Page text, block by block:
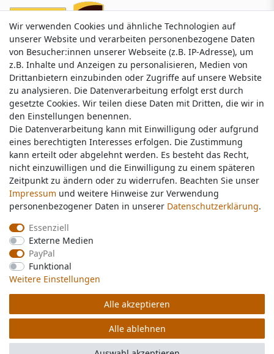
Service & Kontakt
Wünschen Sie einen Rückruf?
service@nawajo.de
Schreiben Sie uns:
service@nawajo.de
Durchschnittliche Bewertung von
Bewertungsgrundlage des Anbieters: 5 Verkaufs- und 3 Bewertungsplattformen
© Copyright 2026 nawajo.de | Alle Rechte vorbehalten.
Wir verwenden Cookies und ähnliche Technologien auf
unserer Website und verarbeiten personenbezogene Daten
von Besucher:innen unserer Webseite (z.B. IP-Adresse), um
z.B. Inhalte und Anzeigen zu personalisieren, Medien von
Drittanbietern einzubinden oder Zugriffe auf unsere Website
zu analysieren. Die Datenverarbeitung erfolgt erst durch
gesetzte Cookies. Wir teilen diese Daten mit Dritten, die wir in
den Einstellungen benennen.
Die Datenverarbeitung kann mit Einwilligung oder aufgrund
eines berechtigten Interesses erfolgen. Die Zustimmung
kann erteilt oder abgelehnt werden. Es besteht das Recht,
nicht einzuwilligen und die Einwilligung zu einem späteren
Zeitpunkt zu ändern oder zu widerrufen. Beachten Sie unser
Impressum und weitere Hinweise zur Verwendung
personenbezogener Daten in unserer Daten­schutz­erklärung.
Essenziell
Externe Medien
PayPal
Funktional
Weitere Einstellungen
Alle akzeptieren
Alle ablehnen
Wir verwenden Cookies und ähnliche Technologien auf
unserer Website und verarbeiten personenbezogene Daten
von Besucher:innen unserer Webseite (z.B. IP-Adresse), um
z.B. Inhalte und Anzeigen zu personalisieren, Medien von
Drittanbietern einzubinden oder Zugriffe auf unsere Website
zu analysieren. Die Datenverarbeitung erfolgt erst durch
gesetzte Cookies. Wir teilen diese Daten mit Dritten, die wir in
den Einstellungen benennen.
Die Datenverarbeitung kann mit Einwilligung oder aufgrund
eines berechtigten Interesses erfolgen. Die Zustimmung
kann erteilt oder abgelehnt werden. Es besteht das Recht,
nicht einzuwilligen und die Einwilligung zu einem späteren
Zeitpunkt zu ändern oder zu widerrufen. Beachten Sie unser
Impressum und weitere Hinweise zur Verwendung
personenbezogener Daten in unserer Daten­schutz­erklärung.
Essenziell
Externe Medien
PayPal
Funktional
Weitere Einstellungen
Alle akzeptieren
Alle ablehnen